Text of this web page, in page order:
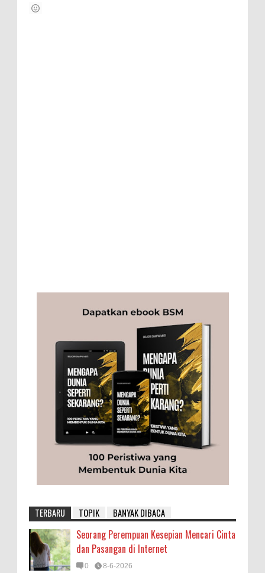
TERBARU TOPIK BANYAK DIBACA
Seorang Perempuan Kesepian Mencari Cinta
dan Pasangan di Internet
0 8-6-2026